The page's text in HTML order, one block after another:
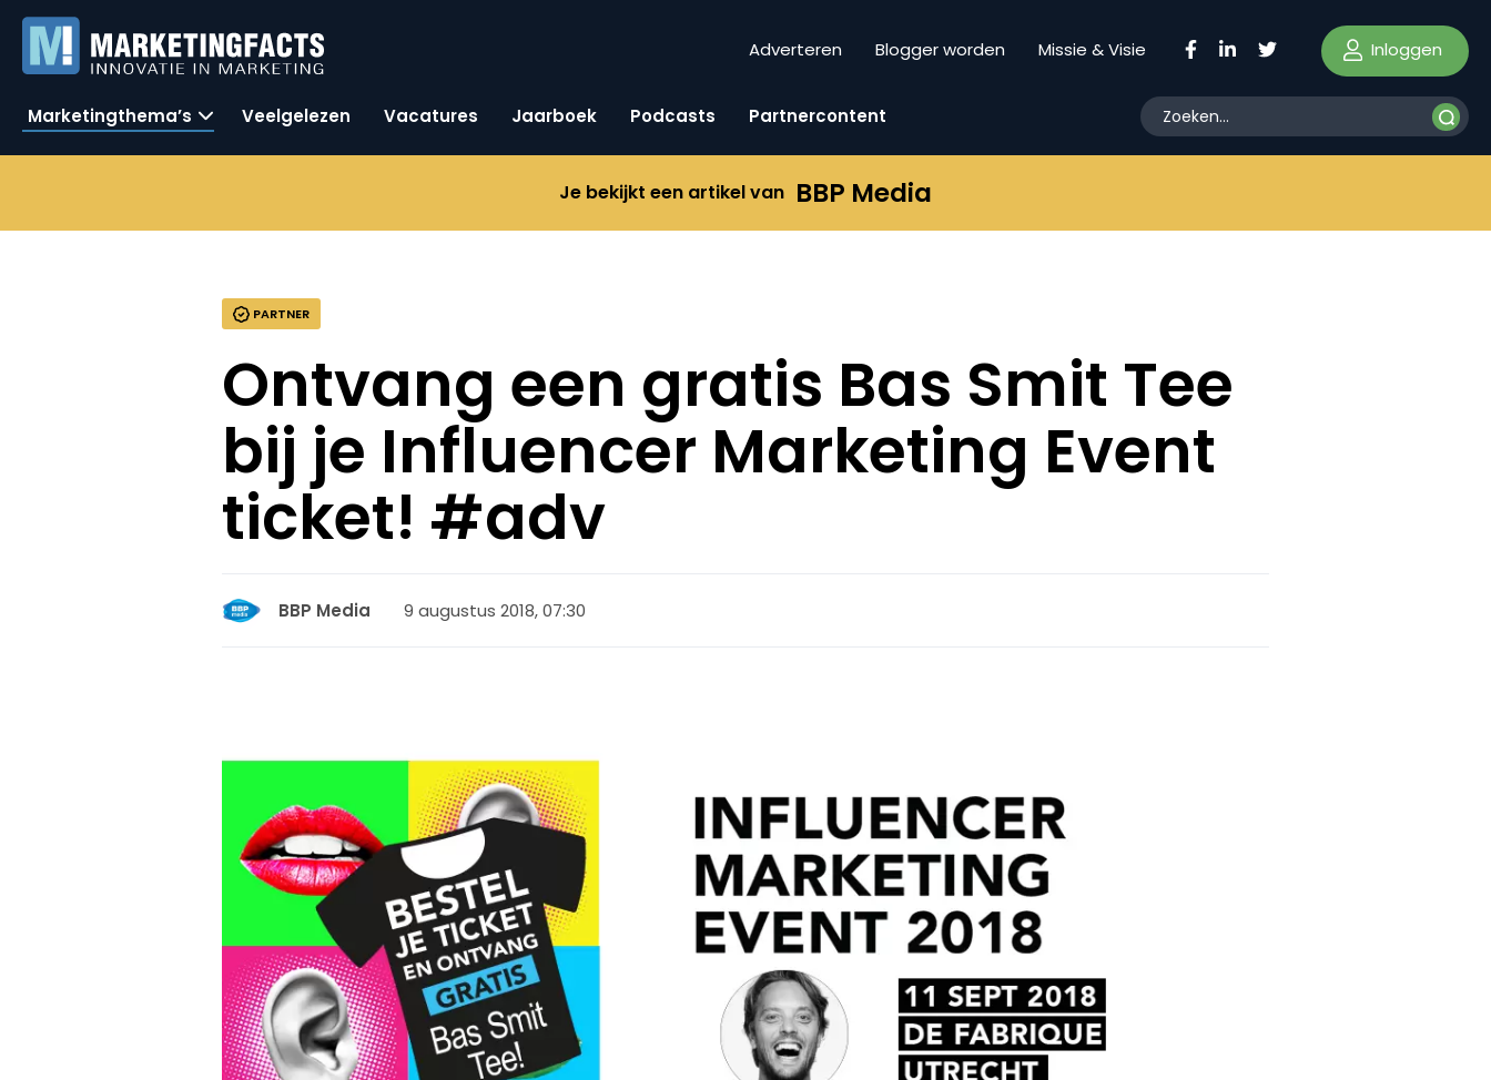
Adverteren Blogger worden Missie & Visie Inloggen
Marketingthema’s Veelgelezen Vacatures Jaarboek Podcasts Partnercontent
Je bekijkt een artikel van BBP Media
PARTNER
Ontvang een gratis Bas Smit Tee
bij je Influencer Marketing Event
ticket! #adv
BBP Media 9 augustus 2018, 07:30